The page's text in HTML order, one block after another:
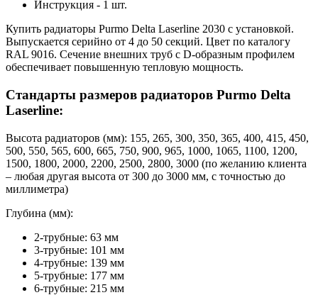
Инструкция - 1 шт.
Купить радиаторы Purmo Delta Laserline 2030 с установкой.
Выпускается серийно от 4 до 50 секций. Цвет по каталогу
RAL 9016. Сечение внешних труб с D-образным профилем
обеспечивает повышенную тепловую мощность.
Стандарты размеров радиаторов Purmo Delta
Laserline:
Высота радиаторов (мм): 155, 265, 300, 350, 365, 400, 415, 450,
500, 550, 565, 600, 665, 750, 900, 965, 1000, 1065, 1100, 1200,
1500, 1800, 2000, 2200, 2500, 2800, 3000 (по желанию клиента
– любая другая высота от 300 до 3000 мм, с точностью до
миллиметра)
Глубина (мм):
2-трубные: 63 мм
3-трубные: 101 мм
4-трубные: 139 мм
5-трубные: 177 мм
6-трубные: 215 мм